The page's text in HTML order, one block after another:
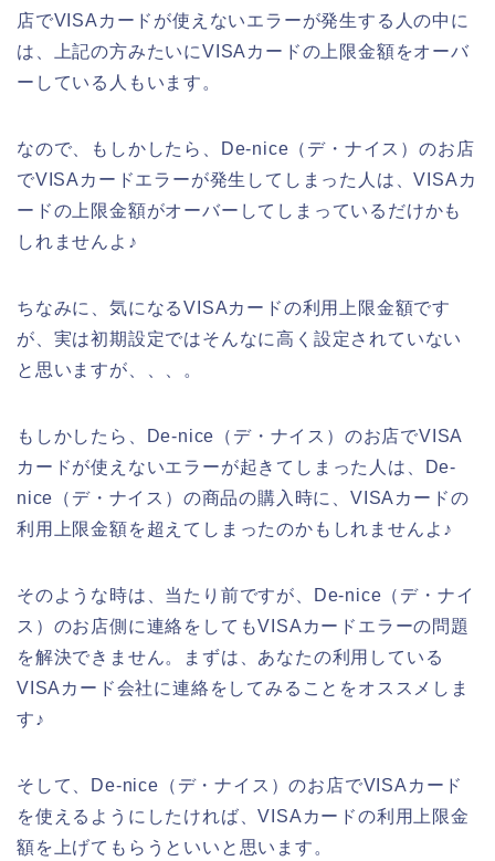
店でVISAカードが使えないエラーが発生する人の中に
は、上記の方みたいにVISAカードの上限金額をオーバ
ーしている人もいます。
なので、もしかしたら、De-nice（デ・ナイス）のお店
でVISAカードエラーが発生してしまった人は、VISAカ
ードの上限金額がオーバーしてしまっているだけかも
しれませんよ♪
ちなみに、気になるVISAカードの利用上限金額です
が、実は初期設定ではそんなに高く設定されていない
と思いますが、、、。
もしかしたら、De-nice（デ・ナイス）のお店でVISA
カードが使えないエラーが起きてしまった人は、De-
nice（デ・ナイス）の商品の購入時に、VISAカードの
利用上限金額を超えてしまったのかもしれませんよ♪
そのような時は、当たり前ですが、De-nice（デ・ナイ
ス）のお店側に連絡をしてもVISAカードエラーの問題
を解決できません。まずは、あなたの利用している
VISAカード会社に連絡をしてみることをオススメしま
す♪
そして、De-nice（デ・ナイス）のお店でVISAカード
を使えるようにしたければ、VISAカードの利用上限金
額を上げてもらうといいと思います。